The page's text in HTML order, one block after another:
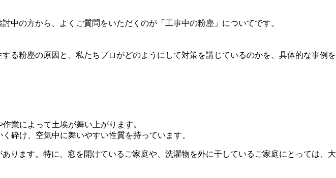
中の方から、よくご質問をいただくのが「工事中の粉塵」についてです。
る粉塵の原因と、私たちプロがどのようにして対策を講じているのかを、具体的な事例を
業によって土埃が舞い上がります。
砕け、空気中に舞いやすい性質を持っています。
ります。特に、窓を開けているご家庭や、洗濯物を外に干しているご家庭にとっては、大